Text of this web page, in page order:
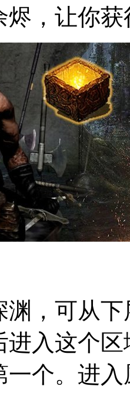
烬，让你
渊，可从
进入这个
一个。进